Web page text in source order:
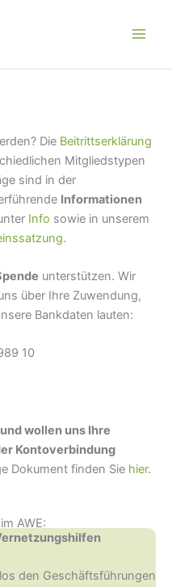
Die Beitrittserklärung
Mitgliedstypen
sind in der
Informationen
Info sowie in unserem
.
unterstützen. Wir
über Ihre Zuwendung,
Bankdaten lauten:
10
wollen uns Ihre
Kontoverbindung
Dokument finden Sie hier.
AWE:
den Geschäftsführungen